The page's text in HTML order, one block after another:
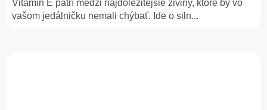
Vitamín E patrí medzi najdôležitejšie živiny, ktoré by vo
vašom jedálničku nemali chýbať. Ide o siln...